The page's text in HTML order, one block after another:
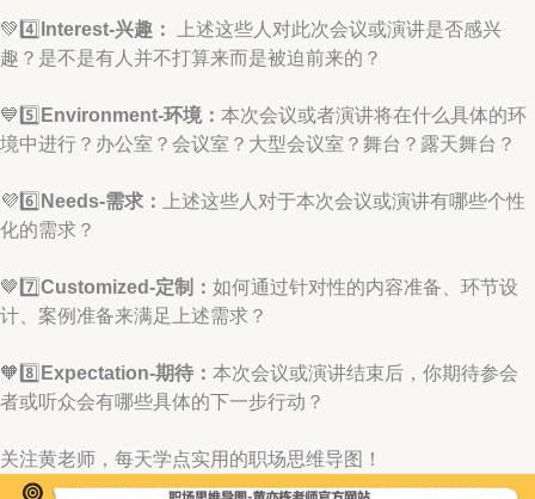
💚4️⃣ Interest-兴趣：
上述这些人对此次会议或演讲是否感兴
趣？是不是有人并不打算来而是被迫前来的？
💙5️⃣ Environment-环境： 本次会议或者演讲将在什么具体的环
境中进行？办公室？会议室？大型会议室？舞台？露天舞台？
💜6️⃣ Needs-需求：
上述这些人对于本次会议或演讲有哪些个性
化的需求？
🤎7️⃣ Customized-定制： 如何通过针对性的内容准备、环节设
计、案例准备来满足上述需求？
🧡8️⃣ Expectation-期待： 本次会议或演讲结束后，你期待参会
者或听众会有哪些具体的下一步行动？
关注黄老师，每天学点实用的职场思维导图！